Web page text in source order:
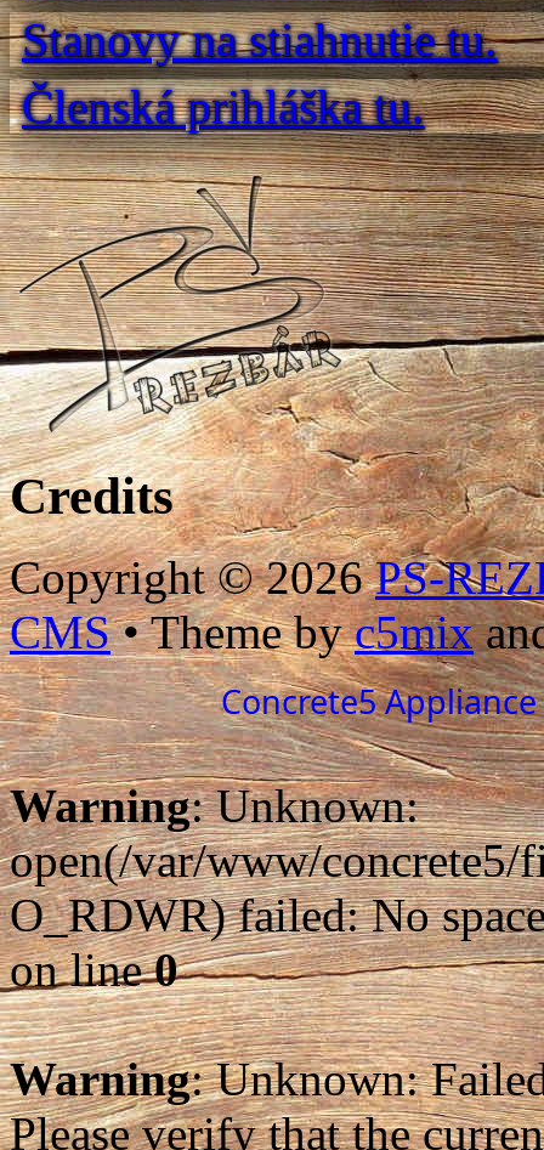
Stanovy na stiahnutie tu.
Členská prihláška tu.
Credits
Copyright © 2026PS-
CMS• Theme byc5mix
Concrete5 Appliance
Warning: Unknown:
open(/var/www/concrete5/
O_RDWR) failed: No
on line0
Warning: Unknown:
Please verify that the